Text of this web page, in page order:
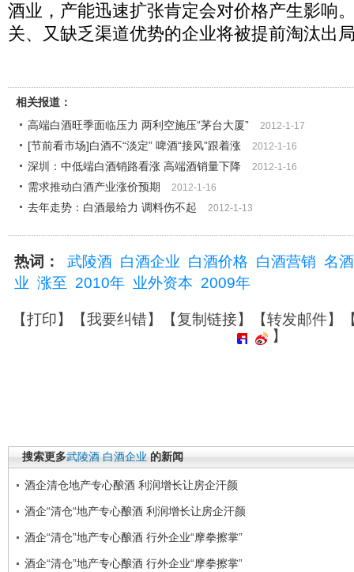
酒业，产能迅速扩张肯定会对价格产生影响
关、又缺乏渠道优势的企业将被提前淘汰出
相关报道：
高端白酒旺季面临压力 两利空施压“茅台大厦”
2012-1-17
[节前看市场]白酒不“淡定” 啤酒“接风”跟着涨 2012-1-16
深圳：中低端白酒销路看涨 高端酒销量下降 2012-1-16
需求推动白酒产业涨价预期 2012-1-16
去年走势：白酒最给力 调料伤不起 2012-1-13
热词： 武陵酒 白酒企业 白酒价格 白酒营销 名酒
业 涨至 2010年 业外资本 2009年
【打印】【我要纠错】【复制链接】【转发邮件】
】
搜索更多武陵酒 白酒企业 的新闻
酒企清仓地产专心酿酒 利润增长让房企汗颜
酒企“清仓“地产专心酿酒 利润增长让房企汗颜
酒企“清仓”地产专心酿酒 行外企业“摩拳擦掌”
酒企“清仓”地产专心酿酒 行外企业“摩拳擦掌”